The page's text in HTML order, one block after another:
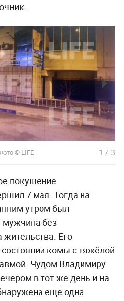
© LIFE 1 / 3
покушение
7 мая. Тогда на
утром был
мужчина без
жительства. Его
состоянии комы с тяжёлой
Чудом Владимиру
в тот же день и на
ещё одна